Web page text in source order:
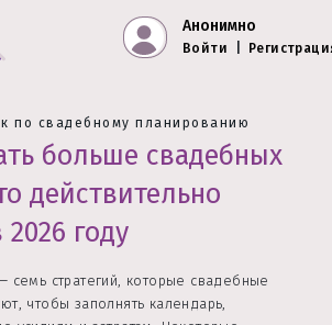
Анонимно
Войти
по свадебному планированию
больше свадебных
действительно
2026 году
семь стратегий, которые свадебные
чтобы заполнять календарь,